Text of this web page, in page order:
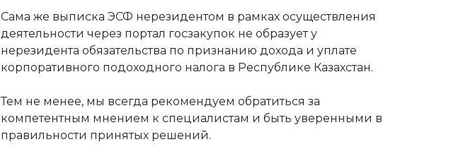
Сама же выписка ЭСФ нерезидентом в рамках осуществления
деятельности через портал госзакупок не образует у
нерезидента обязательства по признанию дохода и уплате
корпоративного подоходного налога в Республике Казахстан.
Тем не менее, мы всегда рекомендуем обратиться за
компетентным мнением к специалистам и быть уверенными в
правильности принятых решений.